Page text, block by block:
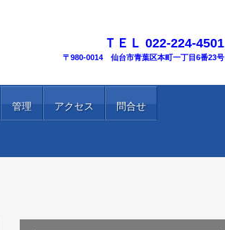
ＴＥＬ 022-224-4501
〒980-0014 仙台市青葉区本町一丁目6番23号
管理 アクセス 問合せ